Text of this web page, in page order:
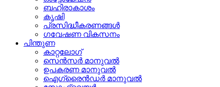
ബഹിരാകാശം
കൃഷി
പ്രസിദ്ധീകരണങ്ങൾ
ഗവേഷണ വികസനം
പിന്തുണ
കാറ്റലോഗ്
സെൻസർ മാനുവൽ
ഉപകരണ മാനുവൽ
ഐഗ്രൈൻഡർ മാനുവൽ